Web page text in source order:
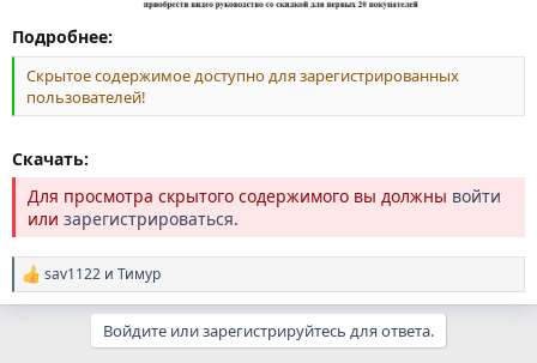
Подробнее:
Скрытое содержимое доступно для зарегистрированных
пользователей!
Скачать:
Для просмотра скрытого содержимого вы должны войти
или зарегистрироваться.
Р
е
sav1122 и Тимур
Войдите или зарегистрируйтесь для ответа.